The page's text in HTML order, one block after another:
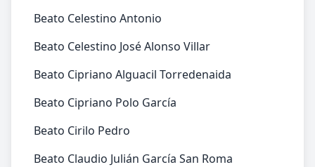
Beato Celestino Antonio
Beato Celestino José Alonso Villar
Beato Cipriano Alguacil Torredenaida
Beato Cipriano Polo García
Beato Cirilo Pedro
Beato Claudio Julián García San Roma